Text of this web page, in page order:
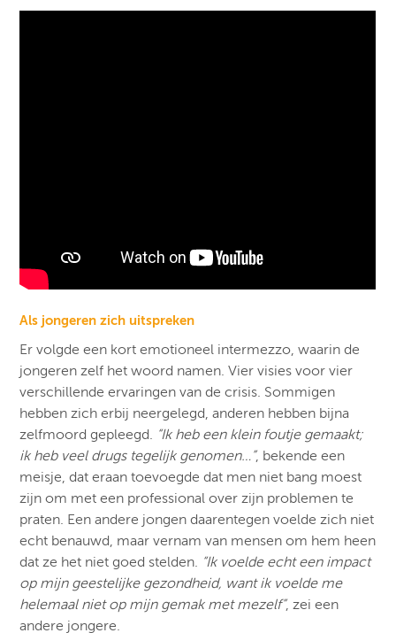
Als jongeren zich uitspreken
Er volgde een kort emotioneel intermezzo, waarin de
jongeren zelf het woord namen. Vier visies voor vier
verschillende ervaringen van de crisis. Sommigen
hebben zich erbij neergelegd, anderen hebben bijna
zelfmoord gepleegd. “Ik heb een klein foutje gemaakt;
ik heb veel drugs tegelijk genomen…”, bekende een
meisje, dat eraan toevoegde dat men niet bang moest
zijn om met een professional over zijn problemen te
praten. Een andere jongen daarentegen voelde zich niet
echt benauwd, maar vernam van mensen om hem heen
dat ze het niet goed stelden. “Ik voelde echt een impact
op mijn geestelijke gezondheid, want ik voelde me
helemaal niet op mijn gemak met mezelf”, zei een
andere jongere.